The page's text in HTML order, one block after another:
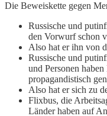
Die Beweiskette gegen
Russische und
den Vorwurf schon
Also hat er ihn von
Russische und
und Personen
propagandistisch
Also hat er sich zu
Flixbus, die
Länder haben auf